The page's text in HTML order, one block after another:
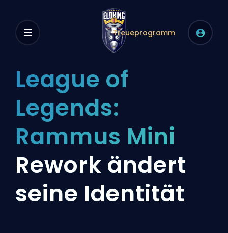
Treueprogramm
League of
Legends:
Rammus Mini
Rework ändert
seine Identität